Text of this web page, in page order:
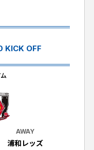
KICK OFF
AWAY
浦和レッズ